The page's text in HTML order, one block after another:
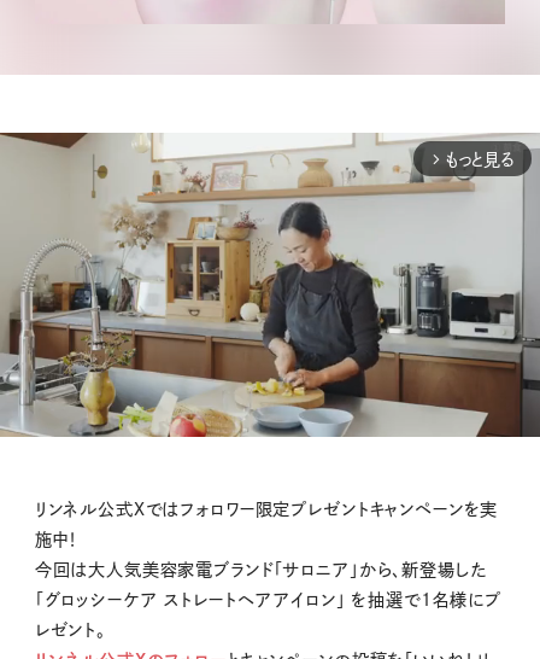
arrow_forward_ios もっと見る
M
e
リンネル公式Xではフォロワー限定プレゼントキャンペーンを実
施中！
今回は大人気美容家電ブランド「サロニア」から、新登場した
「グロッシーケア ストレートヘアアイロン」 を抽選で1名様にプ
レゼント。